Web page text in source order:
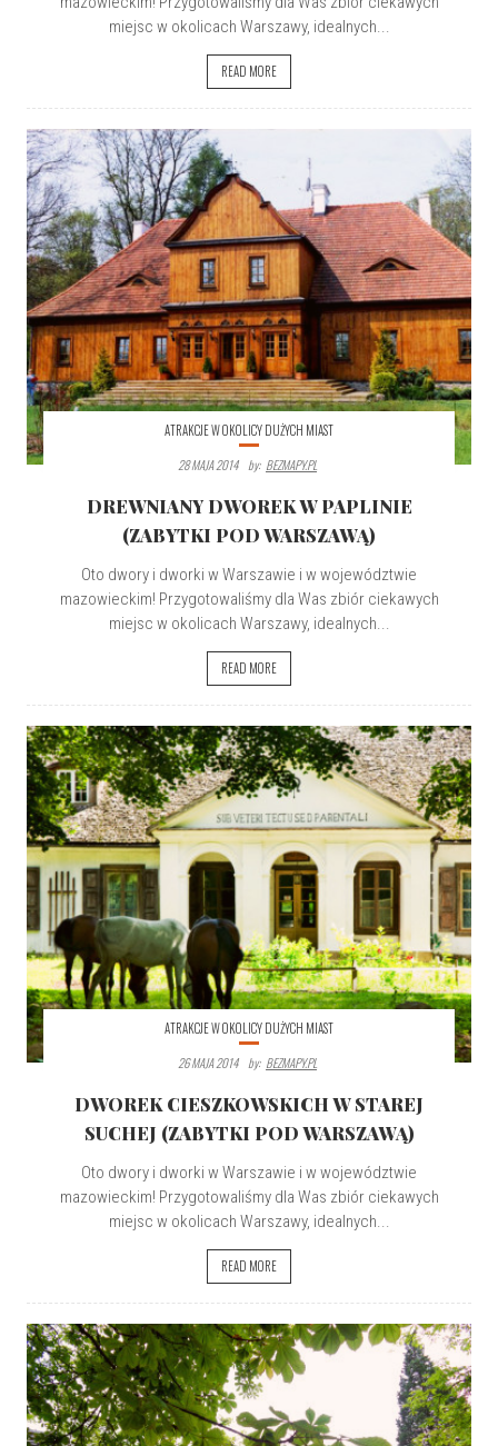
miejsc w okolicach Warszawy, idealnych...
READ MORE
ATRAKCJE W OKOLICY DUŻYCH MIAST
28 MAJA 2014 By: BEZMAPY.PL
DREWNIANY DWOREK W PAPLINIE
(ZABYTKI POD WARSZAWĄ)
Oto dwory i dworki w Warszawie i w województwie
mazowieckim! Przygotowaliśmy dla Was zbiór ciekawych
miejsc w okolicach Warszawy, idealnych...
READ MORE
ATRAKCJE W OKOLICY DUŻYCH MIAST
26 MAJA 2014
By: BEZMAPY.PL
DWOREK CIESZKOWSKICH W STAREJ
SUCHEJ (ZABYTKI POD WARSZAWĄ)
Oto dwory i dworki w Warszawie i w województwie
mazowieckim! Przygotowaliśmy dla Was zbiór ciekawych
miejsc w okolicach Warszawy, idealnych...
READ MORE